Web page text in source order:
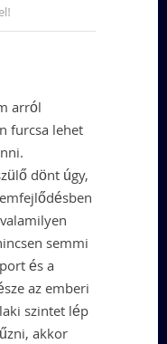
arról
furcsa lehet
dönt úgy,
semmi
és a
az emberi
szintet lép
akkor